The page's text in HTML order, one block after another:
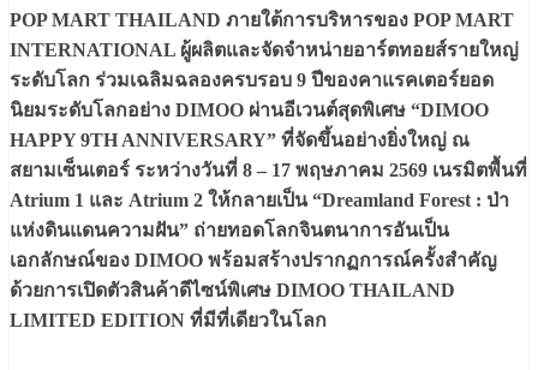
POP MART THAILAND ภายใต้การบริหารของ POP MART
INTERNATIONAL ผู้ผลิตและจัดจำหน่ายอาร์ตทอยส์รายใหญ่
ระดับโลก ร่วมเฉลิมฉลองครบรอบ 9 ปีของคาแรคเตอร์ยอด
นิยมระดับโลกอย่าง DIMOO ผ่านอีเวนต์สุดพิเศษ “DIMOO
HAPPY 9TH ANNIVERSARY” ที่จัดขึ้นอย่างยิ่งใหญ่ ณ
สยามเซ็นเตอร์ ระหว่างวันที่ 8 – 17 พฤษภาคม 2569 เนรมิตพื้นที่
Atrium 1 และ Atrium 2 ให้กลายเป็น “Dreamland Forest : ป่า
แห่งดินแดนความฝัน” ถ่ายทอดโลกจินตนาการอันเป็น
เอกลักษณ์ของ DIMOO พร้อมสร้างปรากฏการณ์ครั้งสำคัญ
ด้วยการเปิดตัวสินค้าดีไซน์พิเศษ DIMOO THAILAND
LIMITED EDITION ที่มีที่เดียวในโลก